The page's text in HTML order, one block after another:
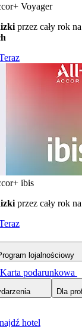
Voyager
przez cały rok
ibis
przez cały rok
lojalnościowy
Karta podarunkowa
Dla
hotel